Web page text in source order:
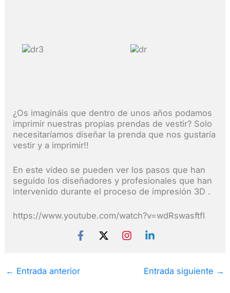
¿Os imagináis que dentro de unos años podamos
imprimir nuestras propias prendas de vestir? Solo
necesitaríamos diseñar la prenda que nos gustaría
vestir y a imprimir!!
En este vídeo se pueden ver los pasos que han
seguido los diseñadores y profesionales que han
intervenido durante el proceso de impresión 3D .
https://www.youtube.com/watch?v=wdRswasftfI
← Entrada anterior Entrada siguiente →